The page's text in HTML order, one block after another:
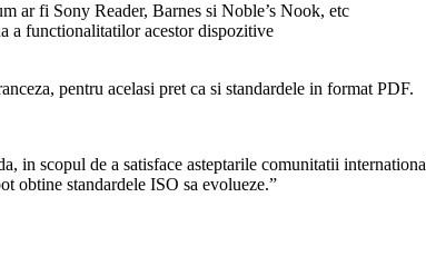
ar fi Sony Reader, Barnes si Noble’s Nook, etc
a functionalitatilor acestor dispozitive
pentru acelasi pret ca si standardele in format PDF.
in scopul de a satisface asteptarile comunitatii
obtine standardele ISO sa evolueze.”